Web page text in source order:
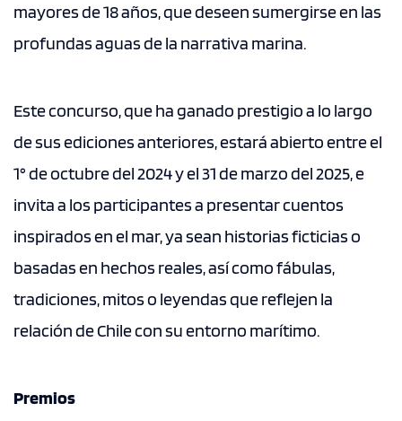
mayores de 18 años, que deseen sumergirse en las
profundas aguas de la narrativa marina.
Este concurso, que ha ganado prestigio a lo largo
de sus ediciones anteriores, estará abierto entre el
1° de octubre del 2024 y el 31 de marzo del 2025, e
invita a los participantes a presentar cuentos
inspirados en el mar, ya sean historias ficticias o
basadas en hechos reales, así como fábulas,
tradiciones, mitos o leyendas que reflejen la
relación de Chile con su entorno marítimo.
Premios